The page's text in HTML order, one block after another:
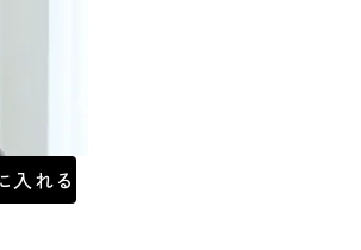
入れる